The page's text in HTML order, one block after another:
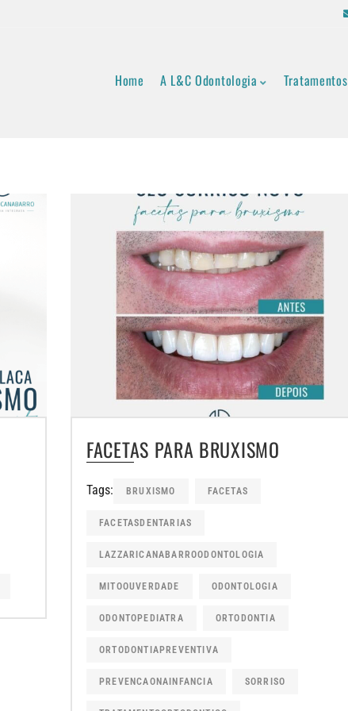
Home A L&C Odontologia Tratamentos
FACETAS PARA BRUXISMO
Tags: BRUXISMO FACETAS
FACETASDENTARIAS
LAZZARICANABARROODONTOLOGIA
MITOOUVERDADE ODONTOLOGIA
ODONTOPEDIATRA ORTODONTIA
ORTODONTIAPREVENTIVA
PREVENCAONAINFANCIA SORRISO